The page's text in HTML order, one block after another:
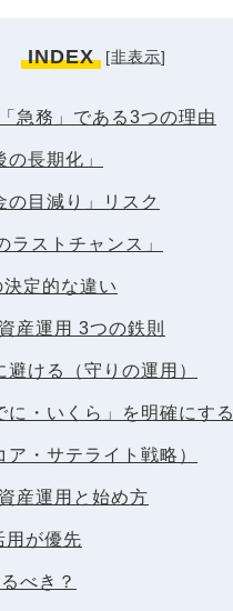
INDEX [非表示]
急務」である3つの理由
長期化」
目減り」リスク
ストチャンス」
定的な違い
産運用 3つの鉄則
ける（守りの運用）
・いくら」を明確にする
・サテライト戦略）
産運用と始め方
用が優先
べき？